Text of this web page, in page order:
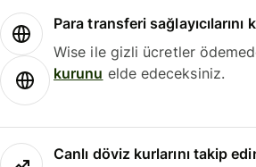
Para transferi sağlayıcılarını
Wise ile gizli ücretler
kurunu elde edeceksiniz.
Canlı döviz kurlarını takip